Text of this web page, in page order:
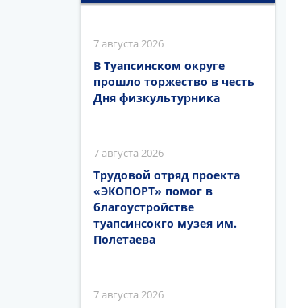
7 августа 2026
В Туапсинском округе
прошло торжество в честь
Дня физкультурника
7 августа 2026
Трудовой отряд проекта
«ЭКОПОРТ» помог в
благоустройстве
туапсинсокго музея им.
Полетаева
7 августа 2026